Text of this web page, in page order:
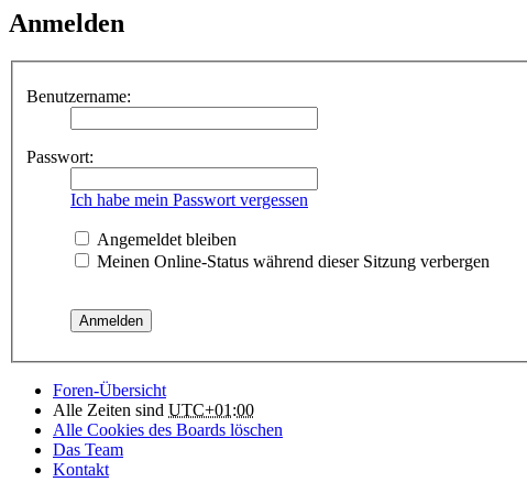
Anmelden
Benutzername:
Passwort:
Ich habe mein Passwort vergessen
Angemeldet bleiben
Meinen Online-Status während dieser Sitzung verbergen
Foren-Übersicht
Alle Zeiten sind UTC+01:00
Alle Cookies des Boards löschen
Das Team
Kontakt